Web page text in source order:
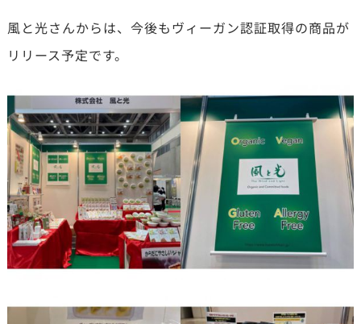
風と光さんからは、今後もヴィーガン認証取得の商品が
リリース予定です。